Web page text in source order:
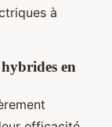
à
hybrides en